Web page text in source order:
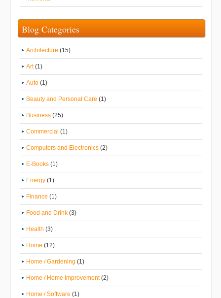
Blog Categories
Architecture (15)
Art(1)
Auto (1)
Beauty and Personal Care (1)
Business (25)
Commercial (1)
Computers and Electronics (2)
E-Books (1)
Energy (1)
Finance (1)
Food and Drink (3)
Health (3)
Home (12)
Home / Gardening (1)
Home / Home Improvement(2)
Home / Software (1)